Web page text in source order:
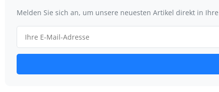
Melden Sie sich an, um unsere neuesten Artikel direkt in